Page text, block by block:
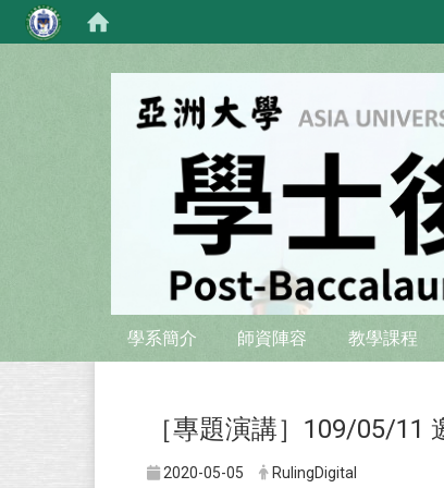
學系簡介 師資陣容 教學課程
［專題演講］109/05/11
2020-05-05 RulingDigital